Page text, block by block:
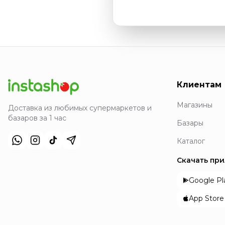
Доставка из любимых супермаркетов и
базаров за 1 час
Клиентам
Магазины
Базары
Каталог
Скачать
Google
App Store